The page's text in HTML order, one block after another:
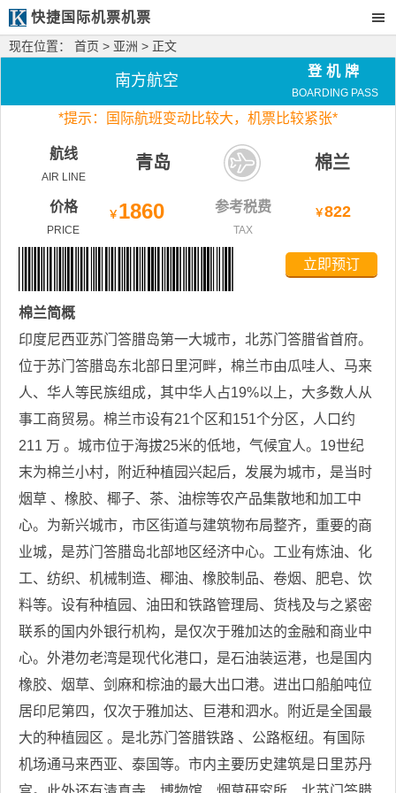
快捷国际机票机票
现在位置： 首页 > 亚洲 > 正文
南方航空
登机牌
BOARDING PASS
*提示：国际航班变动比较大， 机票比较紧张*
航线
AIR LINE
青岛 棉兰
价格
PRICE
￥ 1860 参考税费
TAX
￥822
立即预订
棉兰简概
印度尼西亚苏门答腊岛第一大城市，北苏门答腊省首府。
位于苏门答腊岛东北部日里河畔，棉兰市由瓜哇人、马来
人、华人等民族组成，其中华人占19%以上，大多数人从
事工商贸易。棉兰市设有21个区和151个分区，人口约
211 万 。城市位于海拔25米的低地，气候宜人。19世纪
末为棉兰小村，附近种植园兴起后，发展为城市，是当时
烟草 、橡胶、椰子、茶、油棕等农产品集散地和加工中
心。为新兴城市，市区街道与建筑物布局整齐，重要的商
业城，是苏门答腊岛北部地区经济中心。工业有炼油、化
工、纺织、机械制造、椰油、橡胶制品、卷烟、肥皂、饮
料等。设有种植园、油田和铁路管理局、货栈及与之紧密
联系的国内外银行机构，是仅次于雅加达的金融和商业中
心。外港勿老湾是现代化港口，是石油装运港，也是国内
橡胶、烟草、剑麻和棕油的最大出口港。进出口船舶吨位
居印尼第四，仅次于雅加达、巨港和泗水。附近是全国最
大的种植园区 。是北苏门答腊铁路 、公路枢纽。有国际
机场通马来西亚、泰国等。市内主要历史建筑是日里苏丹